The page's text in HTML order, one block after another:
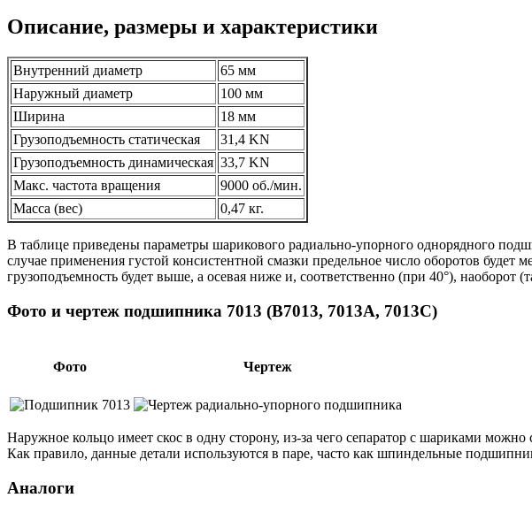
Описание, размеры и характеристики
Внутренний диаметр
65 мм
Наружный диаметр
100 мм
Ширина
18 мм
Грузоподъемность статическая
31,4 KN
Грузоподъемность динамическая 33,7 KN
Макс. частота вращения
9000 об./мин.
Масса (вес)
0,47 кг.
В таблице приведены параметры шарикового радиально-упорного однорядного
случае применения густой консистентной смазки предельное число оборотов
грузоподъемность будет выше, а осевая ниже и, соответственно (при 40°), наоборот
Фото и чертеж подшипника 7013 (B7013, 7013A, 7013C)
Фото Чертеж
Наружное кольцо имеет скос в одну сторону, из-за чего сепаратор с шариками
Как правило, данные детали используются в паре, часто как шпиндельные
Аналоги